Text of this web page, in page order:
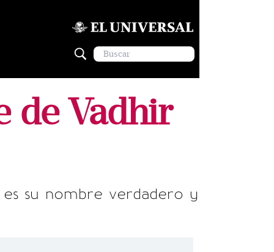
de Vadhir
su nombre verdadero y